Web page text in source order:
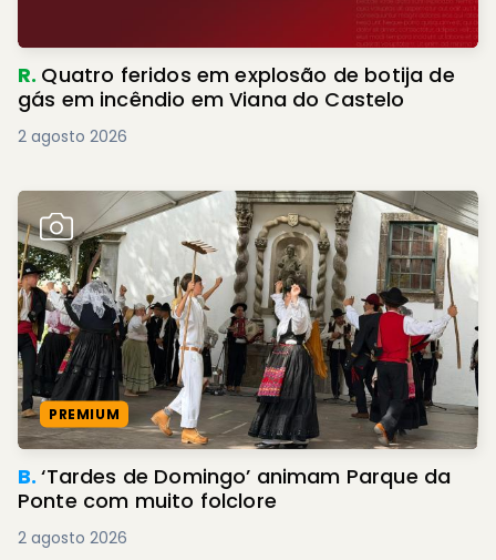
R. Quatro feridos em explosão de botija de
gás em incêndio em Viana do Castelo
2 agosto 2026
PREMIUM
B.‘Tardes de Domingo’ animam Parque da
Ponte com muito folclore
2 agosto 2026